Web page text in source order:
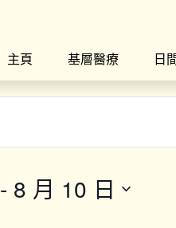
主頁
基層醫療 日
- 8 月 10 日